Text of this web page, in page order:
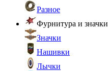
Разное
Фурнитура и значки
Значки
Нашивки
Лычки